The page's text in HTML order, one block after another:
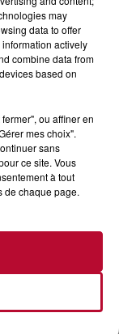
: TROIS
may
data to offer
actively
combine data from
based on
ou affiner en
mes choix".
sans
ce site. Vous
à tout
de chaque page.